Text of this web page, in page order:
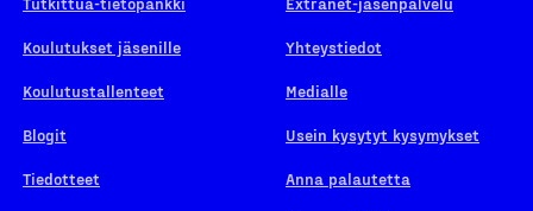
Koulutukset jäsenille
Koulutustallenteet
Blogit
Tiedotteet
Yhteystiedot
Medialle
Usein kysytyt kysymykset
Anna palautetta